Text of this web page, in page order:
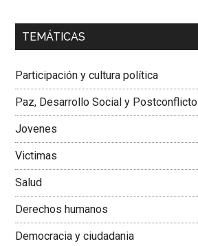
00:00
Colombiana
TEMÁTICAS
Participación y cultura política
Paz, Desarrollo Social y Postconflicto
Jovenes
Victimas
Salud
Derechos humanos
Democracia y ciudadania